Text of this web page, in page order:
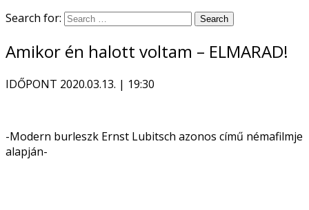
Search for:
Amikor én halott voltam – ELMARAD!
IDŐPONT 2020.03.13. | 19:30
-Modern burleszk Ernst Lubitsch azonos című némafilmje
alapján-